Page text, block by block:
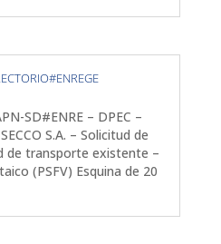
SD#ENRE – DPEC –
S.A. – Solicitud de
de transporte existente –
(PSFV) Esquina de 20